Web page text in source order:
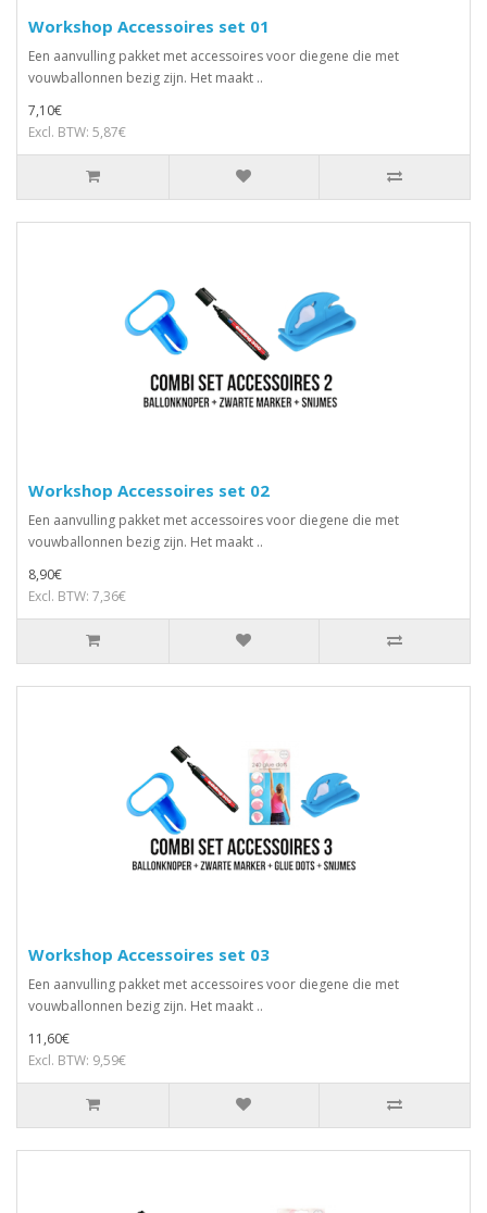
Workshop Accessoires set 01
Een aanvulling pakket met accessoires voor diegene die met
vouwballonnen bezig zijn. Het maakt ..
7,10€
Excl. BTW: 5,87€
Workshop Accessoires set 02
Een aanvulling pakket met accessoires voor diegene die met
vouwballonnen bezig zijn. Het maakt ..
8,90€
Excl. BTW: 7,36€
Workshop Accessoires set 03
Een aanvulling pakket met accessoires voor diegene die met
vouwballonnen bezig zijn. Het maakt ..
11,60€
Excl. BTW: 9,59€